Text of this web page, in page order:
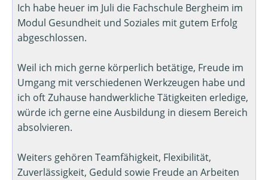
Ich habe heuer im Juli die Fachschule Bergheim im
Modul Gesundheit und Soziales mit gutem Erfolg
abgeschlossen.
Weil ich mich gerne körperlich betätige, Freude im
Umgang mit verschiedenen Werkzeugen habe und
ich oft Zuhause handwerkliche Tätigkeiten erledige,
würde ich gerne eine Ausbildung in diesem Bereich
absolvieren.
Weiters gehören Teamfähigkeit, Flexibilität,
Zuverlässigkeit, Geduld sowie Freude an Arbeiten